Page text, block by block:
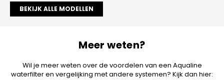
BEKIJK ALLE MODELLEN
Meer weten?
Wil je meer weten over de voordelen van een Aqualine
waterfilter en vergelijking met andere systemen? Kijk dan hier: